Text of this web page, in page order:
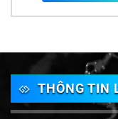
THÔNG TIN